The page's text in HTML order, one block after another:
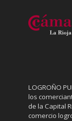
LOGROÑO
los
de la Capital
comercio